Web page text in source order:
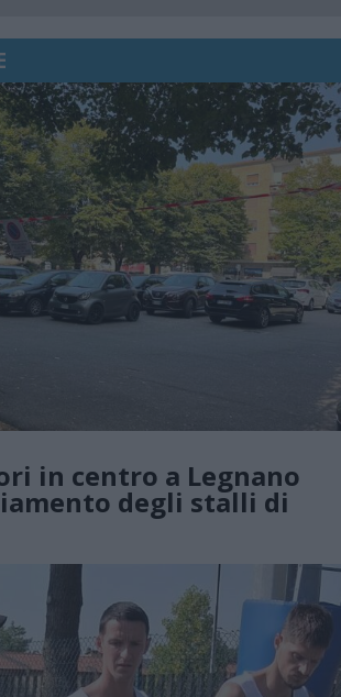
in centro a Legnano
degli stalli di